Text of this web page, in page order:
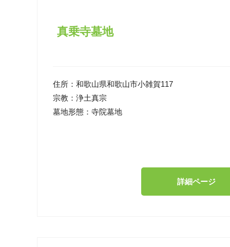
真乗寺墓地
住所： 和歌山県和歌山市小雑賀117
宗教： 浄土真宗
墓地形態： 寺院墓地
詳細ページ